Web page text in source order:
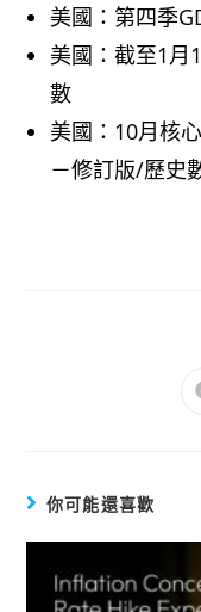
美國：第四季
美國：截至1月
數
美國：10月核
－修訂版/歷史
你可能還喜歡